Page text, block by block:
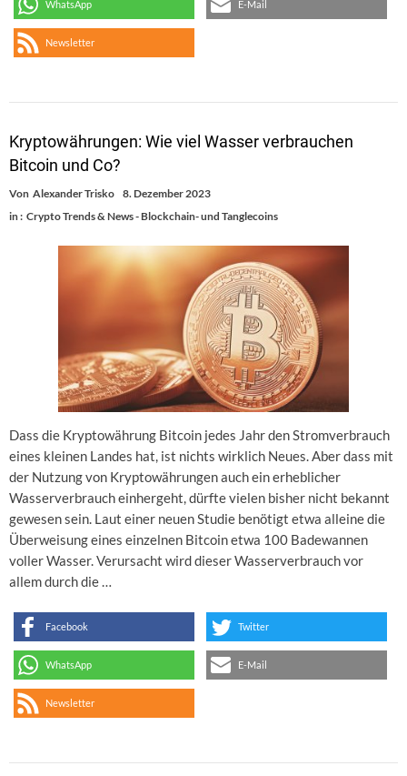
WhatsApp E-Mail
Newsletter
Kryptowährungen: Wie viel Wasser verbrauchen
Bitcoin und Co?
Von Alexander Trisko 8. Dezember 2023
in : Crypto Trends & News - Blockchain- und Tanglecoins
Dass die Kryptowährung Bitcoin jedes Jahr den Stromverbrauch
eines kleinen Landes hat, ist nichts wirklich Neues. Aber dass mit
der Nutzung von Kryptowährungen auch ein erheblicher
Wasserverbrauch einhergeht, dürfte vielen bisher nicht bekannt
gewesen sein. Laut einer neuen Studie benötigt etwa alleine die
Überweisung eines einzelnen Bitcoin etwa 100 Badewannen
voller Wasser. Verursacht wird dieser Wasserverbrauch vor
allem durch die …
Facebook Twitter
WhatsApp E-Mail
Newsletter